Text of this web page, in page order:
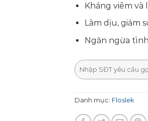
Kháng viêm và
Làm dịu, giảm
Ngăn ngừa
Danh mục: Floslek